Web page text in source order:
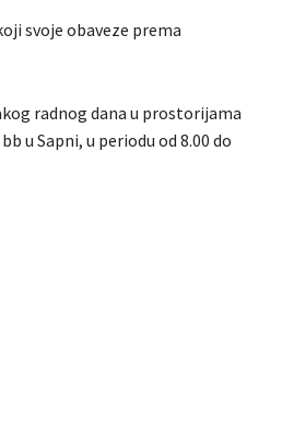
svoje obaveze prema
radnog dana u prostorijama
u Sapni, u periodu od 8.00 do